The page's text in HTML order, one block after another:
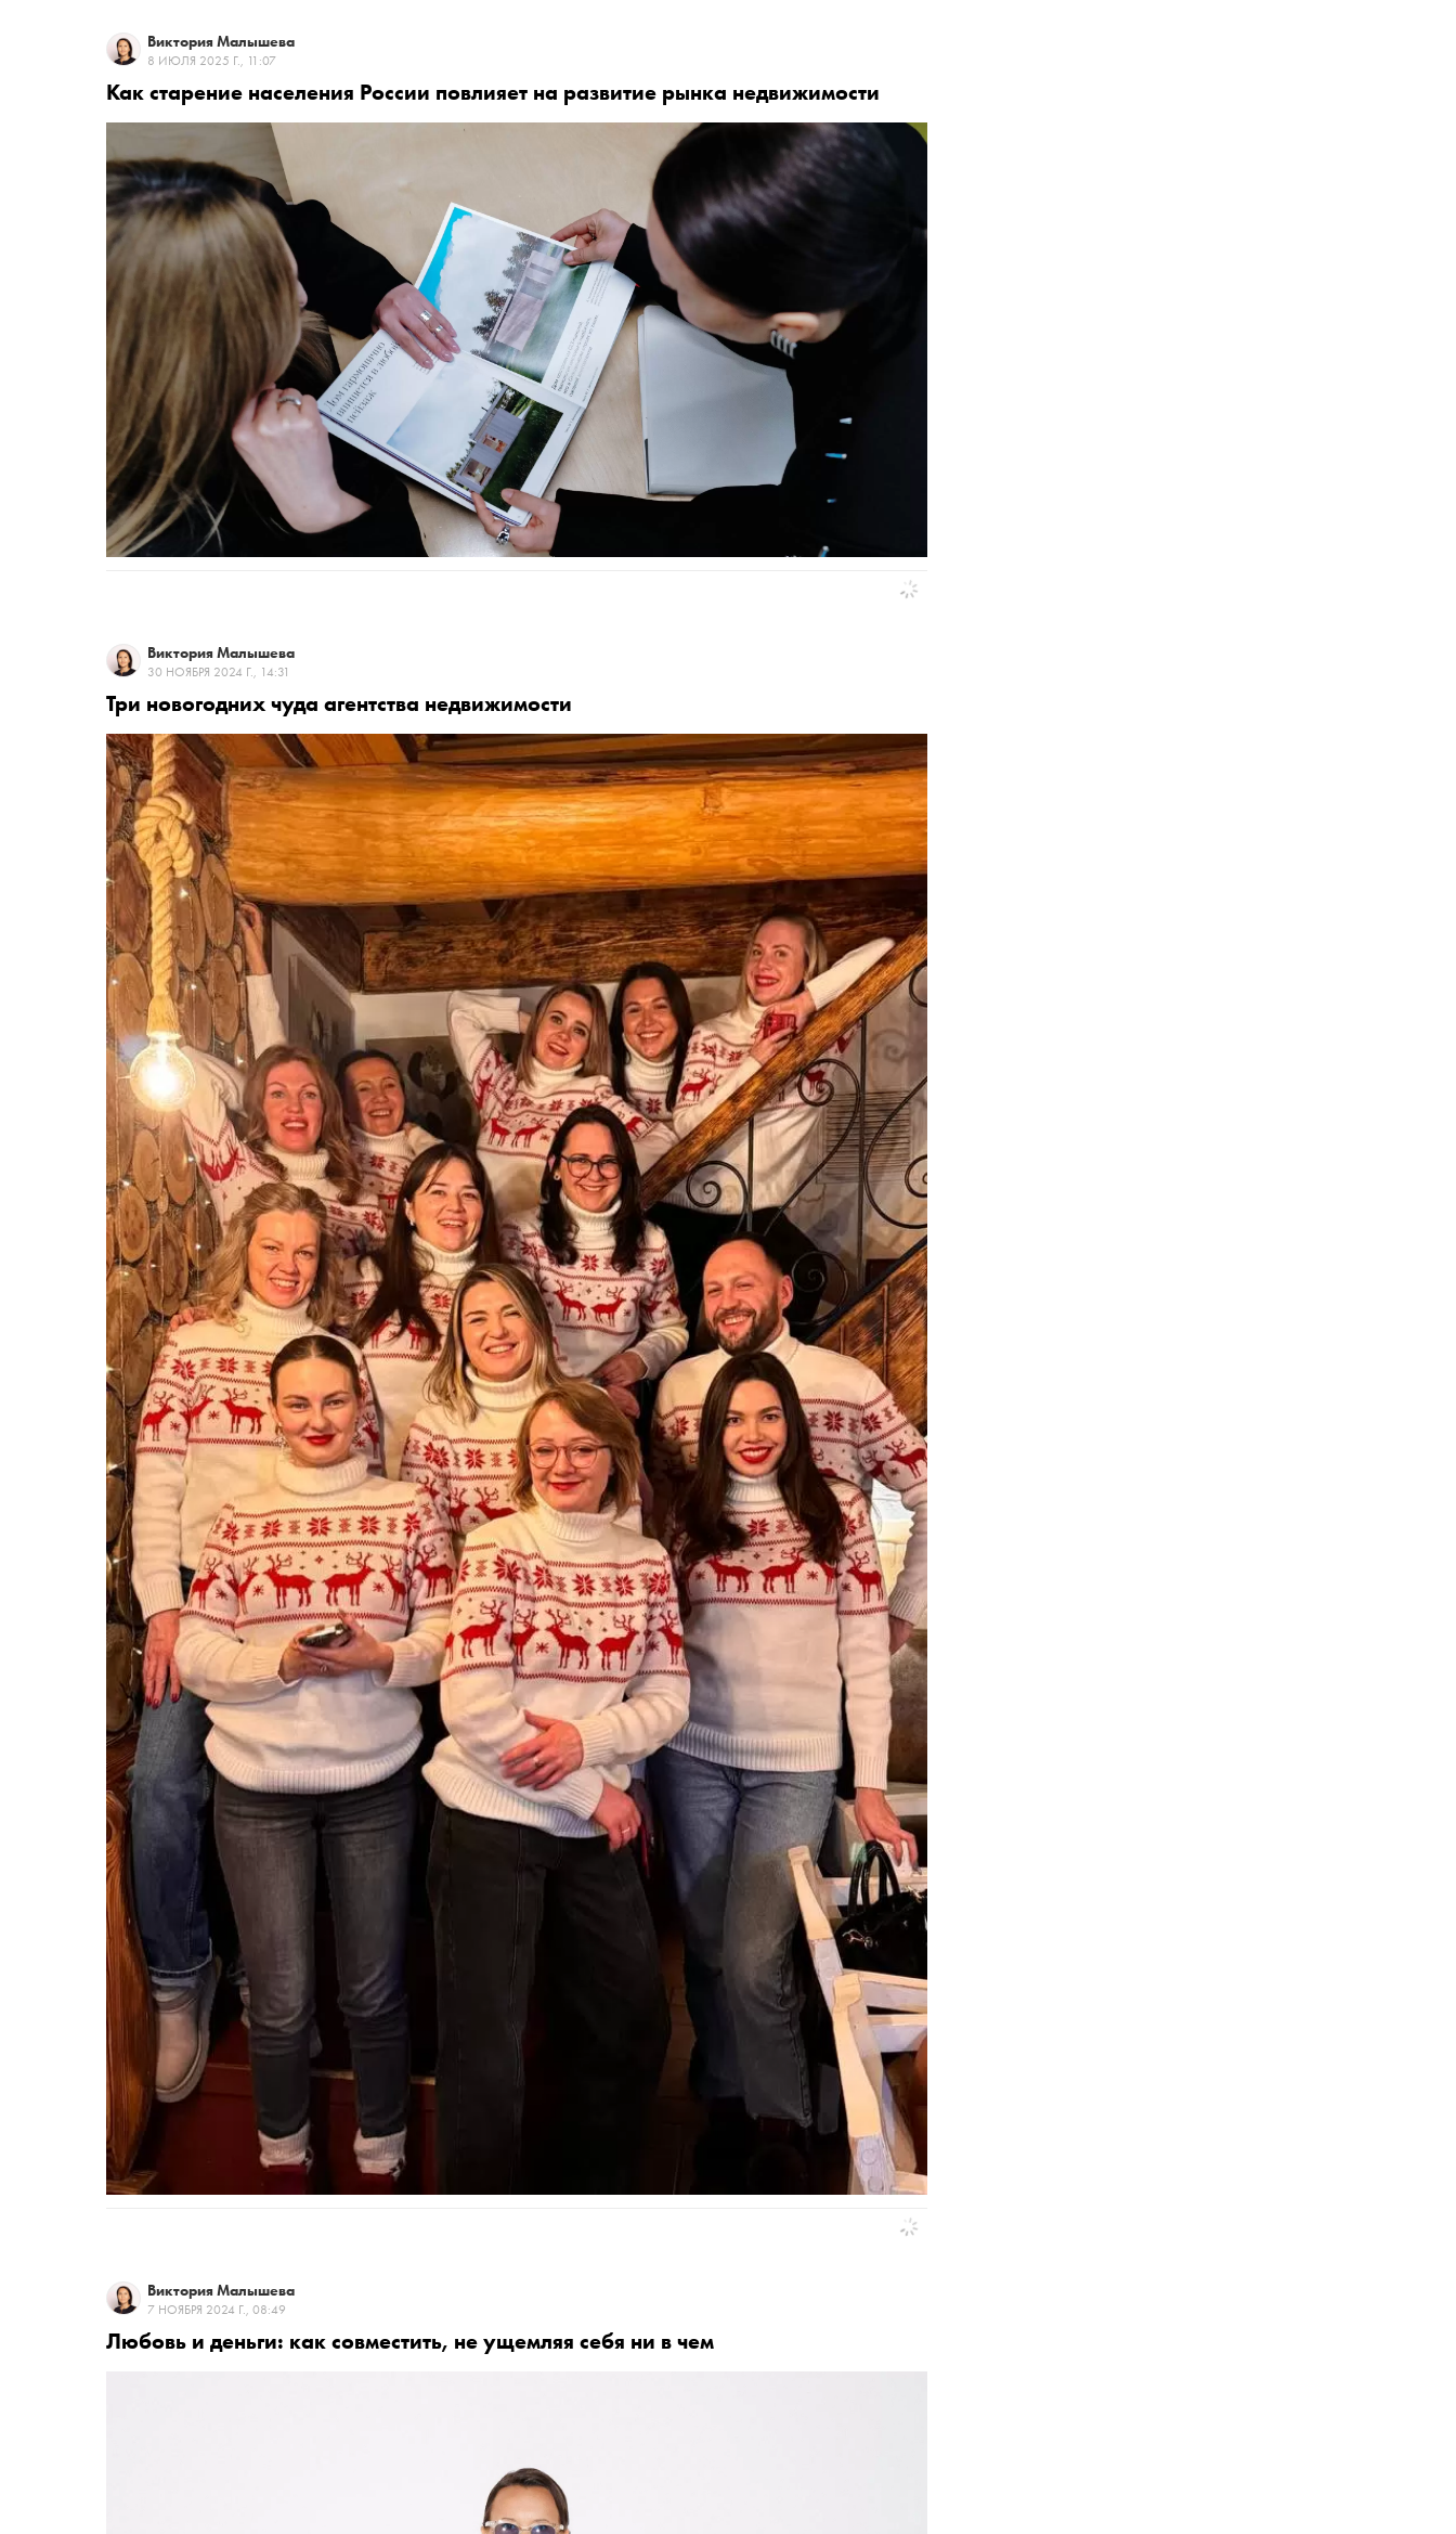
Виктория Малышева
8 ИЮЛЯ 2025 Г., 11:07
Как старение населения России повлияет на развитие рынка недвижимости
Виктория Малышева
30 НОЯБРЯ 2024 Г., 14:31
Три новогодних чуда агентства недвижимости
Виктория Малышева
7 НОЯБРЯ 2024 Г., 08:49
Любовь и деньги: как совместить, не ущемляя себя ни в чем